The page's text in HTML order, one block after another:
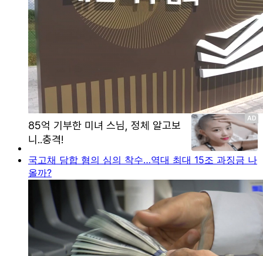
국고채 담합 혐의 심의 착수…역대 최대 15조 과징금 나
올까?